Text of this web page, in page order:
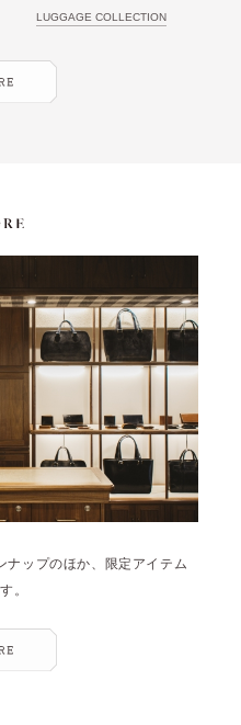
LUGGAGE COLLECTION
ナップのほか、限定アイテム
。